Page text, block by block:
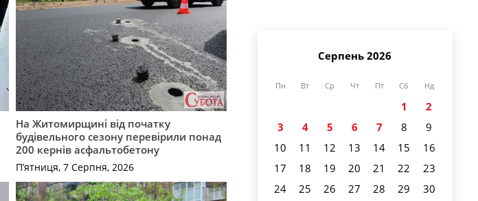
На Житомирщині від початку
будівельного сезону перевірили понад
200 кернів асфальтобетону
П’ятниця, 7 Серпня, 2026
Серпень 2026
Пн Вт Ср Чт Пт Сб Нд
1
2
3
4 5 6 7 8
9
10
11 12 13 14 15
16
17
18 19 20 21 22
23
24
25 26 27 28 29
30